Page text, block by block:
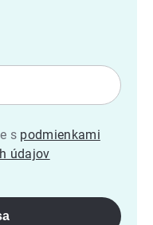
s podmienkami
údajov